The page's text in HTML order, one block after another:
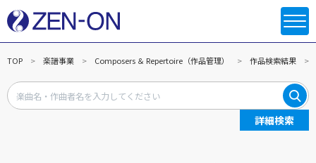
TOP 楽譜事業 Composers ＆ Repertoire（作品管理） 作品検索結果
詳細検索